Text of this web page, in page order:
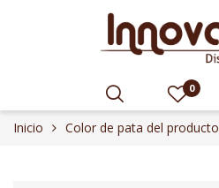
0
Inicio Color de pata del producto